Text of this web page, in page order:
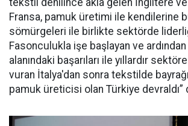
tekstil denilince akla gelen İngiltere ve
Fransa, pamuk üretimi ile kendilerine
sömürgeleri ile birlikte sektörde
Fasonculukla işe başlayan ve
alanındaki başarıları ile yıllardır
vuran İtalya'dan sonra tekstilde
pamuk üreticisi olan Türkiye devraldı”